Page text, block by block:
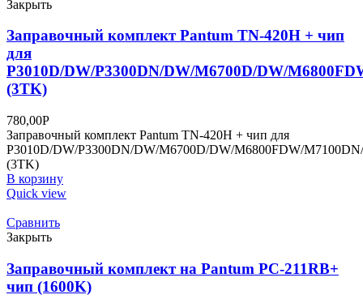
Закрыть
Заправочный комплект Pantum TN-420H + чип
для
P3010D/DW/P3300DN/DW/M6700D/DW/
(3TK)
780,00Р
Заправочный комплект Pantum TN-420H + чип для
P3010D/DW/P3300DN/DW/M6700D/DW/M6800FDW/
(3TK)
В корзину
Quick view
Сравнить
Закрыть
Заправочный комплект на Pantum PC-211RB+
чип (1600K)